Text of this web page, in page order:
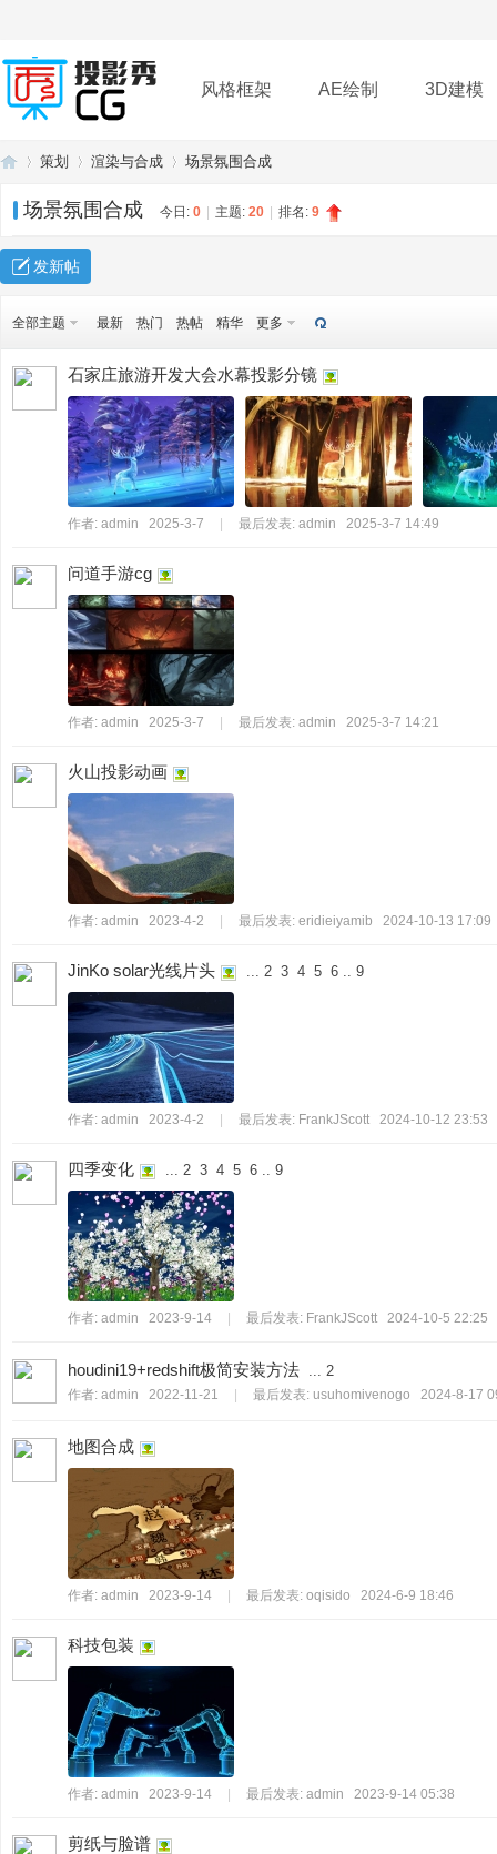
风格框架 AE绘制 3D建模
插件 帮助 下载
投 »
策划 渲染与合成 场景氛围合成
场景氛围合成 今日: 0 主题: 20 排名: 9
发新帖
全部主题 最新 热门 热帖 精华 更多
石家庄旅游开发大会水幕投影分镜
作者: admin 2025-3-7 最后发表: admin 2025-3-7 14:49
问道手游cg
作者: admin 2025-3-7 最后发表: admin 2025-3-7 14:21
火山投影动画
作者: admin 2023-4-2 最后发表: eridieiyamib 2024-10-13 17:09
JinKo solar光线片头 ... 2 3 4 5 6 .. 9
作者: admin 2023-4-2 最后发表: FrankJScott 2024-10-12 23:53
四季变化 ... 2 3 4 5 6 .. 9
作者: admin 2023-9-14 最后发表: FrankJScott 2024-10-5 22:25
houdini19+redshift极简安装方法 ... 2
作者: admin 2022-11-21 最后发表: usuhomivenogo 2024-8-17
地图合成
作者: admin 2023-9-14 最后发表: oqisido 2024-6-9 18:46
科技包装
作者: admin 2023-9-14 最后发表: admin 2023-9-14 05:38
剪纸与脸谱